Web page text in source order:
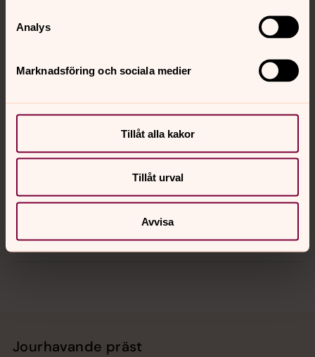
Analys
Marknadsföring och sociala medier
Tillåt alla kakor
Tillåt urval
Avvisa
Kontakt
Sociala kanaler
Jourhavande präst